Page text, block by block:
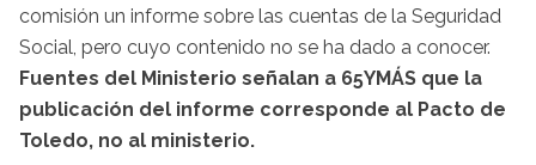
comisión un informe sobre las cuentas de la Seguridad
Social, pero cuyo contenido no se ha dado a conocer.
Fuentes del Ministerio señalan a 65YMÁS que la
publicación del informe corresponde al Pacto de
Toledo, no al ministerio.